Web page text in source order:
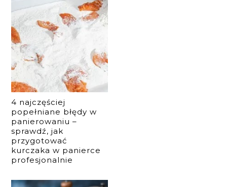
4 najczęściej
popełniane błędy w
panierowaniu –
sprawdź, jak
przygotować
kurczaka w panierce
profesjonalnie